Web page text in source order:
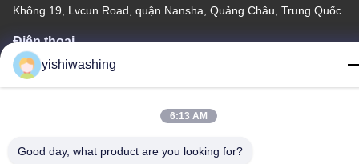
Không.19, Lvcun Road, quận Nansha, Quảng Châu, Trung Quốc
Điện thoại
86-15202099711
Trung Quốc Chất lượng tốt Máy lọc máy giặt Nhà cung cấp.
yishiwashing
6:13 AM
Good day, what product are you looking for?